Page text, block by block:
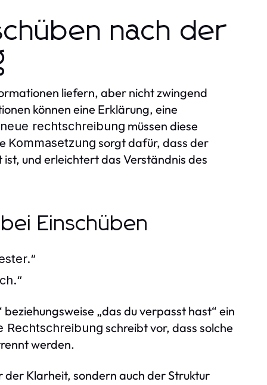
nach der
liefern, aber nicht zwingend
können eine Erklärung, eine
neue rechtschreibung müssen diese
Kommasetzung sorgt dafür, dass der
und erleichtert das Verständnis des
Einschüben
„das du verpasst hast“ ein
Rechtschreibung schreibt vor, dass solche
werden.
der Klarheit, sondern auch der Struktur